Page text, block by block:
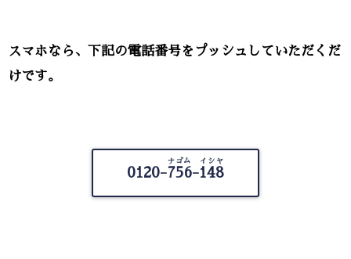
スマホなら、下記の電話番号をプッシュしていただくだ
けです。
0120-756-148
ナゴム イシヤ